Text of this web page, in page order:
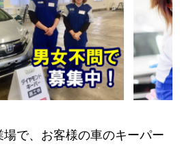
で、お客様の車のキーパー